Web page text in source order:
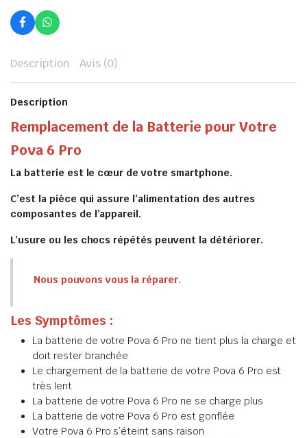
Description Avis (0)
Description
Remplacement de la Batterie pour Votre
Pova 6 Pro
La batterie est le cœur de votre smartphone.
C’est la pièce qui assure l’alimentation des autres
composantes de l’appareil.
L’usure ou les chocs répétés peuvent la détériorer.
Nous pouvons vous la réparer.
Les Symptômes :
La batterie de votre Pova 6 Pro ne tient plus la charge et
doit rester branchée
Le chargement de la batterie de votre Pova 6 Pro est
très lent
La batterie de votre Pova 6 Pro ne se charge plus
La batterie de votre Pova 6 Pro est gonflée
Votre Pova 6 Pro s’éteint sans raison